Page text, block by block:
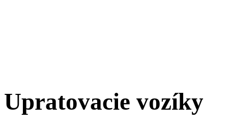
Upratovacie vozíky